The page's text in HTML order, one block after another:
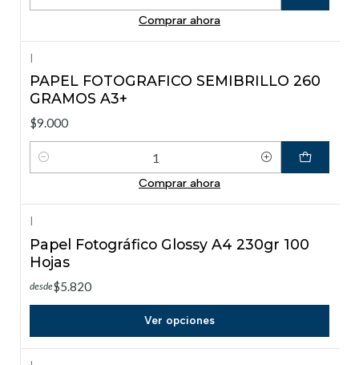
Comprar ahora
|
PAPEL FOTOGRAFICO SEMIBRILLO 260
GRAMOS A3+
$9.000
Cantidad
Comprar ahora
|
Papel Fotográfico Glossy A4 230gr 100
Hojas
desde$5.820
Ver opciones